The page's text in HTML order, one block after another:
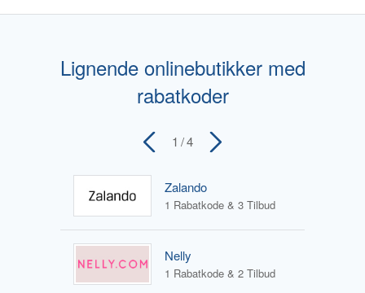
Lignende onlinebutikker med
rabatkoder
1 / 4
Zalando
1 Rabatkode & 3 Tilbud
Nelly
1 Rabatkode & 2 Tilbud